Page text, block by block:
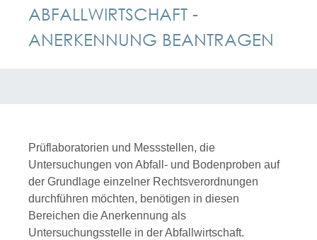
ABFALLWIRTSCHAFT -
ANERKENNUNG BEANTRAGEN
Prüflaboratorien und Messstellen, die
Untersuchungen von Abfall- und Bodenproben auf
der Grundlage einzelner Rechtsverordnungen
durchführen möchten, benötigen in diesen
Bereichen die Anerkennung als
Untersuchungsstelle in der Abfallwirtschaft.